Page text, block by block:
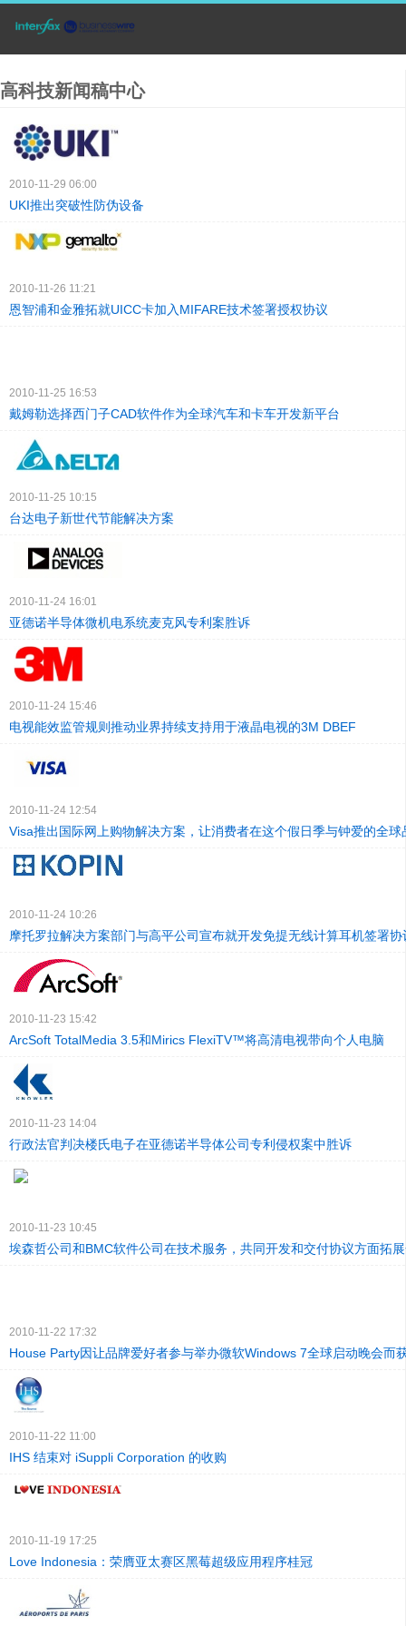
高科技新闻稿中心
2010-11-29 06:00
UKI推出突破性防伪设备
2010-11-26 11:21
恩智浦和金雅拓就UICC卡加入MIFARE技术签署授权协议
2010-11-25 16:53
戴姆勒选择西门子CAD软件作为全球汽车和卡车开发新平台
2010-11-25 10:15
台达电子新世代节能解决方案
2010-11-24 16:01
亚德诺半导体微机电系统麦克风专利案胜诉
2010-11-24 15:46
电视能效监管规则推动业界持续支持用于液晶电视的3M DBEF
2010-11-24 12:54
Visa推出国际网上购物解决方案，让消费者在这个假日季与钟爱的全球
2010-11-24 10:26
摩托罗拉解决方案部门与高平公司宣布就开发免提无线计算耳机签署协
2010-11-23 15:42
ArcSoft TotalMedia 3.5和Mirics FlexiTV™将高清电视带向个人电脑
2010-11-23 14:04
行政法官判决楼氏电子在亚德诺半导体公司专利侵权案中胜诉
2010-11-23 10:45
埃森哲公司和BMC软件公司在技术服务，共同开发和交付协议方面拓
2010-11-22 17:32
House Party因让品牌爱好者参与举办微软Windows 7全球启动晚会而
2010-11-22 11:00
IHS 结束对 iSuppli Corporation 的收购
2010-11-19 17:25
Love Indonesia：荣膺亚太赛区黑莓超级应用程序桂冠